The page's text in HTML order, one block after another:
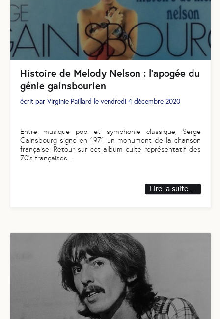
Histoire de Melody Nelson : l’apogée du
génie gainsbourien
écrit par Virginie Paillard le vendredi 4 décembre 2020
Entre musique pop et symphonie classique, Serge
Gainsbourg signe en 1971 un monument de la chanson
française. Retour sur cet album culte représentatif des
70’s françaises.
Lire la suite ...